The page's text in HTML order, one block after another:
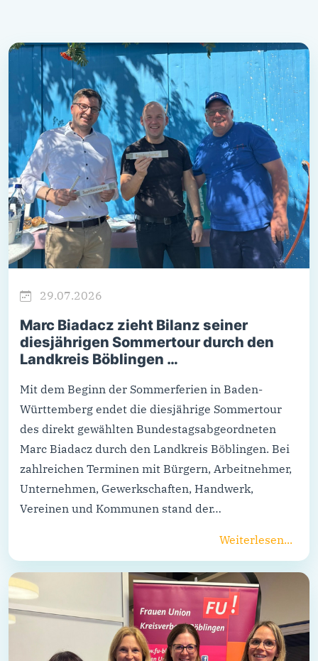
29.07.2026
Marc Biadacz zieht Bilanz seiner
diesjährigen Sommertour durch den
Landkreis Böblingen …
Mit dem Beginn der Sommerferien in Baden-
Württemberg endet die diesjährige Sommertour
des direkt gewählten Bundestagsabgeordneten
Marc Biadacz durch den Landkreis Böblingen. Bei
zahlreichen Terminen mit Bürgern, Arbeitnehmer,
Unternehmen, Gewerkschaften, Handwerk,
Vereinen und Kommunen stand der…
Weiterlesen...